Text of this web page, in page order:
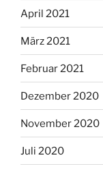
April 2021
März 2021
Februar 2021
Dezember 2020
November 2020
Juli 2020